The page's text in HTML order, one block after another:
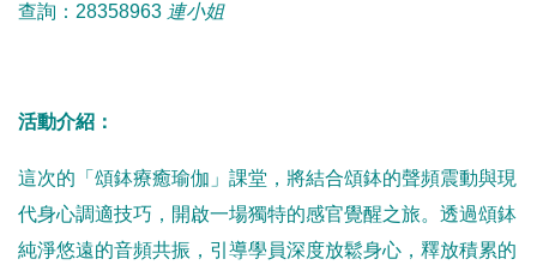
查詢： 28358963 連小姐
活動介紹：
這次的「頌鉢療癒瑜伽」課堂，將結合頌鉢的聲頻震動與現
代身心調適技巧，開啟一場獨特的感官覺醒之旅。透過頌鉢
純淨悠遠的音頻共振，引導學員深度放鬆身心，釋放積累的